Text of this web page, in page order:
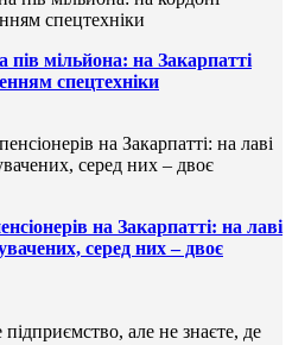
пів мільйона: на Закарпатті
спецтехніки
на Закарпатті: на лаві
серед них – двоє